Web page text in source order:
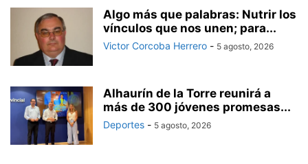
Algo más que palabras: Nutrir los
vínculos que nos unen; para...
Victor Corcoba Herrero - 5 agosto, 2026
Alhaurín de la Torre reunirá a
más de 300 jóvenes promesas...
Deportes - 5 agosto, 2026